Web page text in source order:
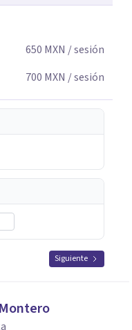
650 MXN / sesión
700 MXN / sesión
Siguiente